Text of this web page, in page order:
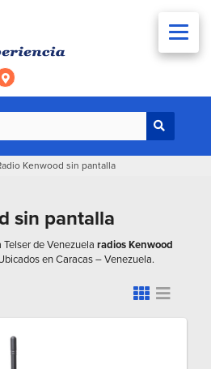
Kenwood sin pantalla
sin pantalla
de Venezuela radios Kenwood
en Caracas – Venezuela.